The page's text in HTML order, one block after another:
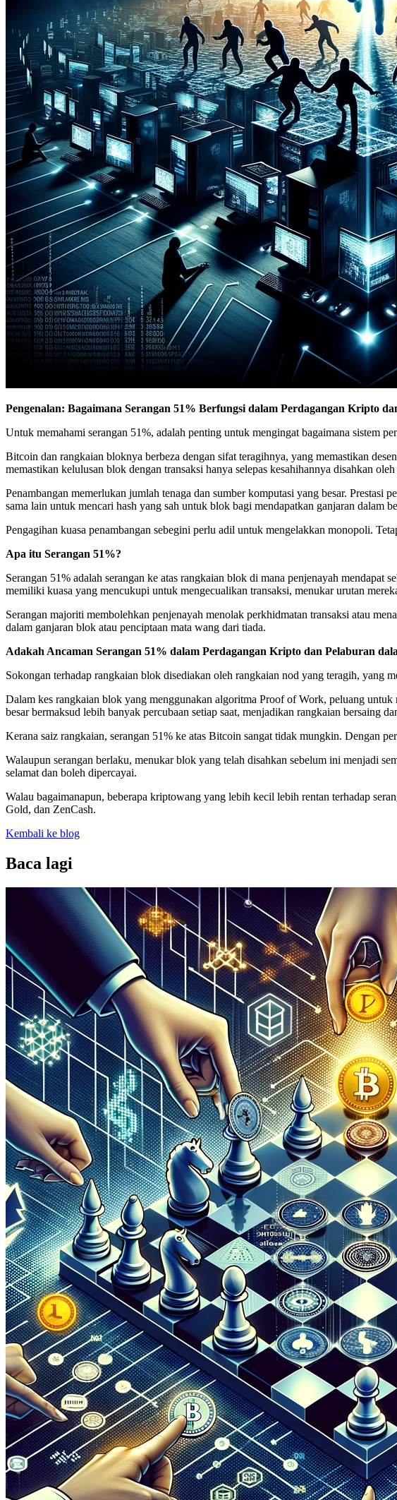
Pengenalan: Bagaimana Serangan 51% Berfungsi dalam Perdagangan Kripto
Untuk memahami serangan 51%, adalah penting untuk mengingat bagaimana sistem
Bitcoin dan rangkaian bloknya berbeza dengan sifat teragihnya, yang memastikan
memastikan kelulusan blok dengan transaksi hanya selepas kesahihannya disahkan
Penambangan memerlukan jumlah tenaga dan sumber komputasi yang besar. Prestasi
sama lain untuk mencari hash yang sah untuk blok bagi mendapatkan ganjaran dalam
Pengagihan kuasa penambangan sebegini perlu adil untuk mengelakkan monopoli.
Apa itu Serangan 51%?
Serangan 51% adalah serangan ke atas rangkaian blok di mana penjenayah mendapat
memiliki kuasa yang mencukupi untuk mengecualikan transaksi, menukar urutan
Serangan majoriti membolehkan penjenayah menolak perkhidmatan transaksi atau
dalam ganjaran blok atau penciptaan mata wang dari tiada.
Adakah Ancaman Serangan 51% dalam Perdagangan Kripto dan Pelaburan
Sokongan terhadap rangkaian blok disediakan oleh rangkaian nod yang teragih, yang
Dalam kes rangkaian blok yang menggunakan algoritma Proof of Work, peluang
besar bermaksud lebih banyak percubaan setiap saat, menjadikan rangkaian bersaing
Kerana saiz rangkaian, serangan 51% ke atas Bitcoin sangat tidak mungkin. Dengan
Walaupun serangan berlaku, menukar blok yang telah disahkan sebelum ini menjadi
selamat dan boleh dipercayai.
Walau bagaimanapun, beberapa kriptowang yang lebih kecil lebih rentan terhadap
Gold, dan ZenCash.
Kembali ke blog
Baca lagi